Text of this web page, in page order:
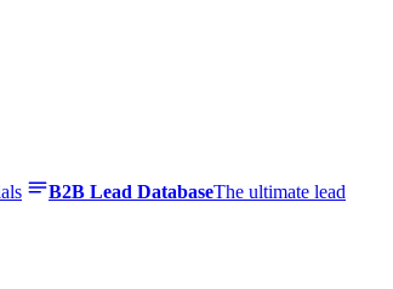
B2B Lead DatabaseThe ultimate lead